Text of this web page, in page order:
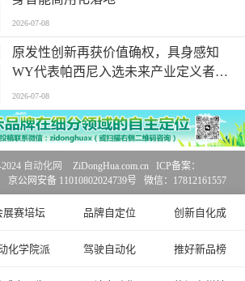
2026-07-08
原发性创新再获价值确权，具身感知
WY代表帕西尼入选未来产业定义者榜
单
2026-07-08
展赛培坛 品牌自定位 创新自化成
化学院派 驾驶自动化 推好新品榜
自动化网
ZiDongHua.com.cn ICP备案：
京公网安备 11010802024739号 微信：17812161557